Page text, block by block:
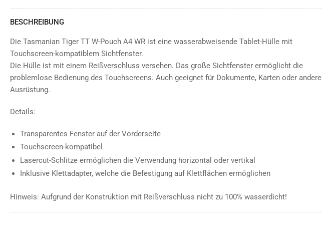
BESCHREIBUNG
Die Tasmanian Tiger TT W-Pouch A4 WR ist eine wasserabweisende Tablet-Hülle mit
Touchscreen-kompatiblem Sichtfenster.
Die Hülle ist mit einem Reißverschluss versehen. Das große Sichtfenster ermöglicht die
problemlose Bedienung des Touchscreens. Auch geeignet für Dokumente, Karten oder andere
Ausrüstung.
Details:
Transparentes Fenster auf der Vorderseite
Touchscreen-kompatibel
Lasercut-Schlitze ermöglichen die Verwendung horizontal oder vertikal
Inklusive Klettadapter, welche die Befestigung auf Klettflächen ermöglichen
Hinweis: Aufgrund der Konstruktion mit Reißverschluss nicht zu 100% wasserdicht!